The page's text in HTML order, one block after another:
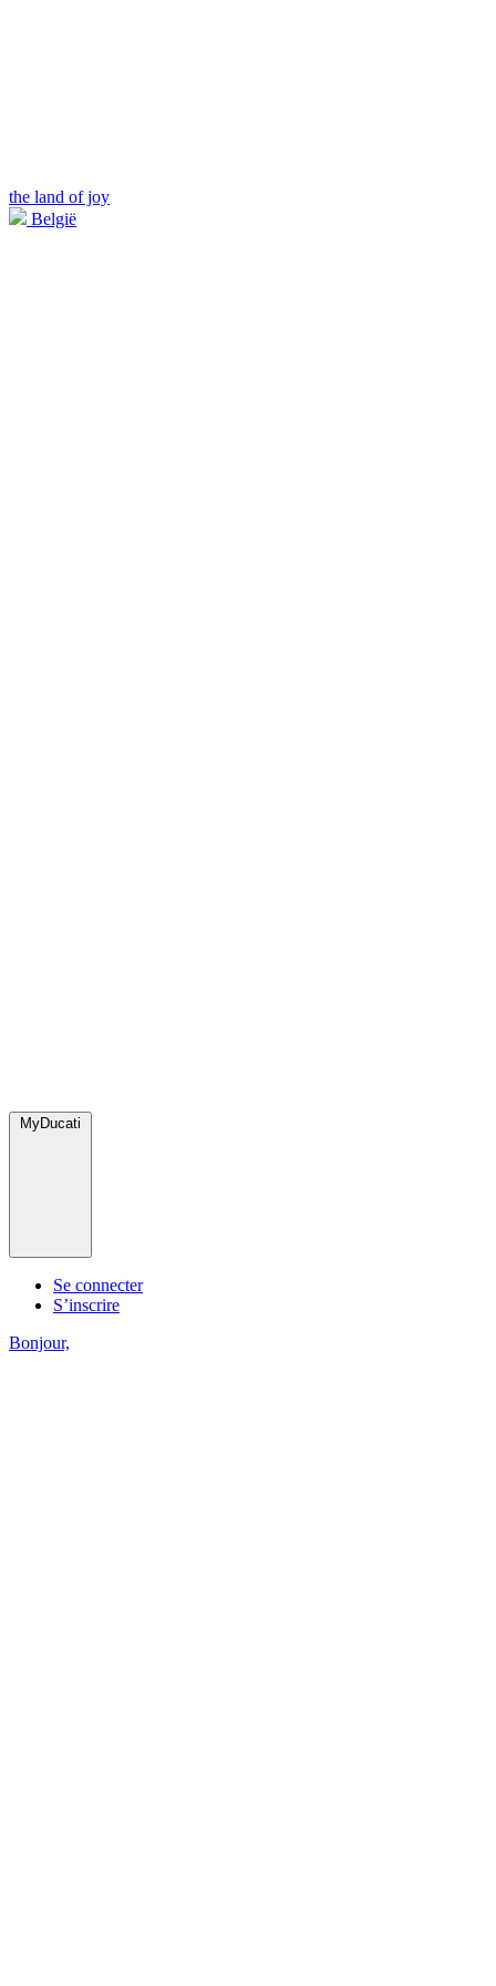
the land of joy
België
MyDucati
Se connecter
S’inscrire
Bonjour,